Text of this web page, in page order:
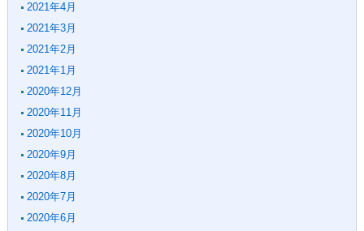
2021年4月
2021年3月
2021年2月
2021年1月
2020年12月
2020年11月
2020年10月
2020年9月
2020年8月
2020年7月
2020年6月